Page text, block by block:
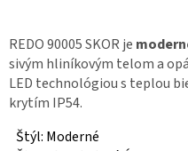
REDO 90005 SKOR je
sivým hliníkovým telom a
LED technológiou s teplou
krytím IP54.
Štýl: Moderné